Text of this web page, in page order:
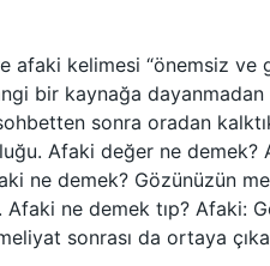
afaki kelimesi “önemsiz ve
bir kaynağa
sonra oradan
Afaki değer ne demek?
ne demek? Gözünüzün
ne demek tıp? Afaki:
sonrası da ortaya